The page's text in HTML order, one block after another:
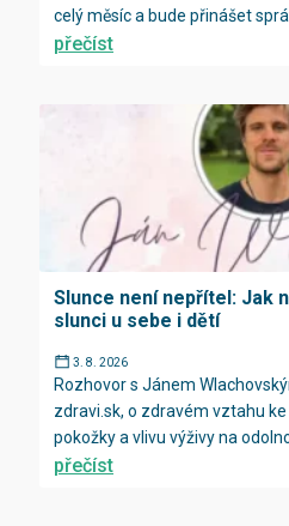
celý měsíc a bude přinášet
přečíst
Slunce není nepřítel: Jak
slunci u sebe i dětí
3. 8. 2026
Rozhovor s Jánem
zdravi.sk, o zdravém vztahu
pokožky a vlivu výživy na
přečíst